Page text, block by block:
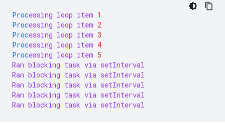
Processing loop item 1
Processing loop item 2
Processing loop item 3
Processing loop item 4
Processing loop item 5
Ran blocking task via setInterval
Ran blocking task via setInterval
Ran blocking task via setInterval
Ran blocking task via setInterval
Ran blocking task via setInterval